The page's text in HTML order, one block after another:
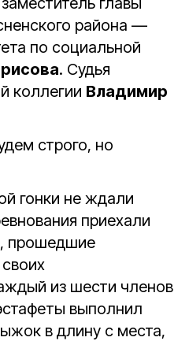
района —
по социальной
. Судья
коллегии Владимир
строго, но
гонки не ждали
приехали
прошедшие
из шести членов
выполнил
в длину с места,